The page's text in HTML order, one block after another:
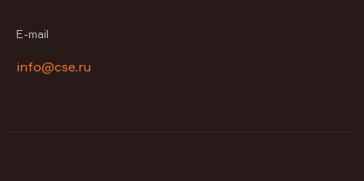
E-mail
info@cse.ru